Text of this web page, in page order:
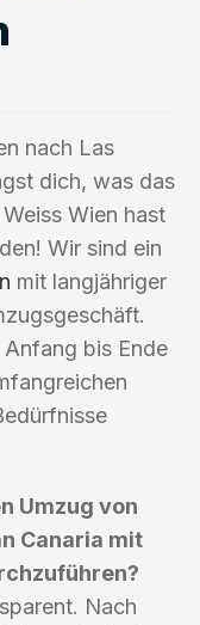
nach Las
dich, was das
Wien hast
Wir sind ein
mit langjähriger
bis Ende
Umzug von
Canaria mit
Nach